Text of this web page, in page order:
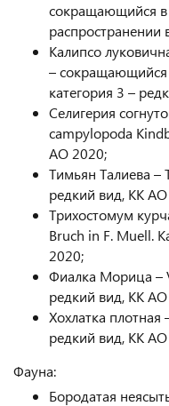
сокращающийся в
Калипсо
– сокращающийся
категория 3 –
Селигерия
campylopoda
АО 2020;
Тимьян Талиева –
редкий вид, КК
Трихостомум
Bruch in F. Muell.
2020;
Фиалка Морица –
редкий вид, КК
Хохлатка плотная
редкий вид, КК
Фауна:
Бородатая